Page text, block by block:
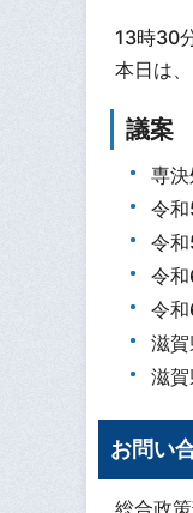
13時30
本日は
議案
専
令
令
令
令
滋
滋
お問い
総合政